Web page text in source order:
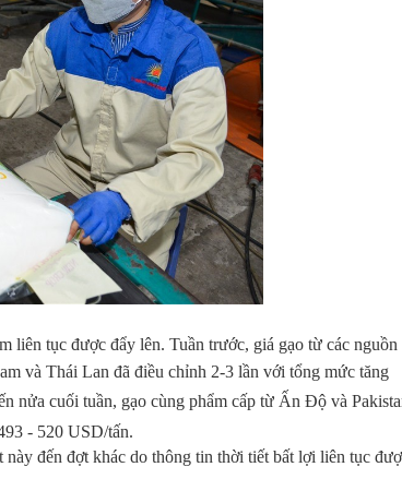
liên tục được đẩy lên. Tuần trước, giá gạo từ các nguồn
và Thái Lan đã điều chỉnh 2-3 lần với tổng mức tăng
nửa cuối tuần, gạo cùng phẩm cấp từ Ấn Độ và
- 520 USD/tấn.
đến đợt khác do thông tin thời tiết bất lợi liên tục